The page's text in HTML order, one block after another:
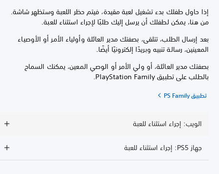
إذا حاول طفلك بدء تشغيل لعبة مقيدة، فيتم حظر اللعبة وستظهر شاشة.
من هنا، يمكن لطفلك أن يرسل إليك طلبًا لإجراء استثناء للعبة.
بعد إرسال الطلب، تتلقى، بصفتك مدير العائلة وأولياء الأمر أو الأوصياء
المعينين، رسالة تنبيه وبريدًا إلكترونيًا أيضًا.
بصفتك مدير العائلة، أو ولي الأمر أو الوصي المعين، يمكنك السماح
بالطلب على تطبيق PlayStation Family.
تطبيق PS Family
الويب: إجراء استثناء للعبة
جهاز PS5: إجراء استثناء للعبة